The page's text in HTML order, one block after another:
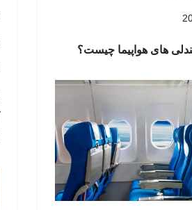
های هواپیما چیست؟